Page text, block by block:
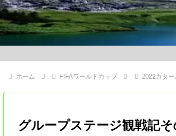
ホーム FIFAワールドカップ 2022カタ
グループステージ観戦記